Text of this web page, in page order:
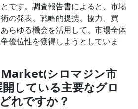
です。調査報告書によると、市場
の発表、戦略的提携、協力、買
らゆる機会を活用して、市場全体
優位性を獲得しようとしていま
シロマジン市
している主要なグロ
れですか？